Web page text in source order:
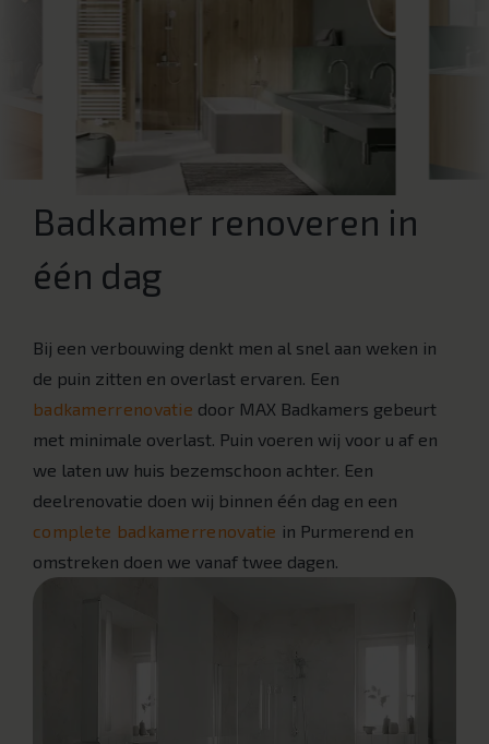
Badkamer renoveren in
één dag
Bij een verbouwing denkt men al snel aan weken in
de puin zitten en overlast ervaren. Een
badkamerrenovatie door MAX Badkamers gebeurt
met minimale overlast. Puin voeren wij voor u af en
we laten uw huis bezemschoon achter. Een
deelrenovatie doen wij binnen één dag en een
complete badkamerrenovatie in Purmerend en
omstreken doen we vanaf twee dagen.